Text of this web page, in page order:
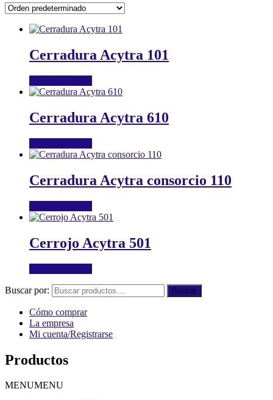
Cerradura Acytra 101
Cerradura Acytra 610
Cerradura Acytra consorcio 110
Cerrojo Acytra 501
Buscar por: Buscar
Cómo comprar
La empresa
Mi cuenta/Registrarse
Productos
MENUMENU